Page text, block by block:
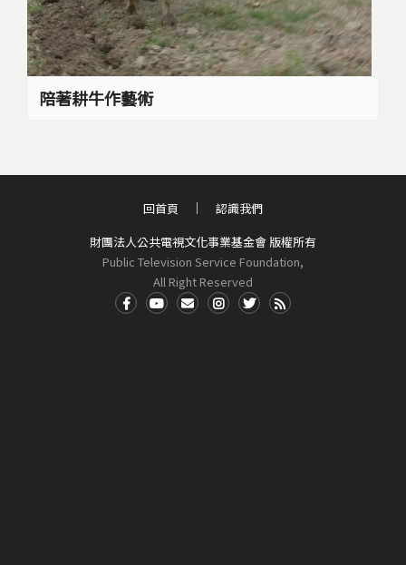
陪著耕牛作藝術
財團法人公共電視文化事業基金會 版權所有
Public Television Service Foundation,
All Right Reserved
回首頁 認識我們